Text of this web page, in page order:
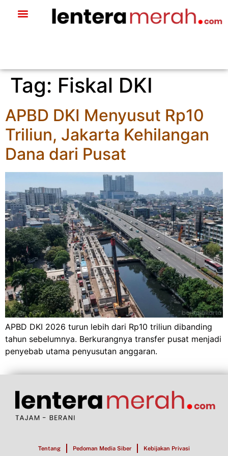
Tag: Fiskal DKI
APBD DKI Menyusut Rp10
Triliun, Jakarta Kehilangan
Dana dari Pusat
APBD DKI 2026 turun lebih dari Rp10 triliun dibanding
tahun sebelumnya. Berkurangnya transfer pusat menjadi
penyebab utama penyusutan anggaran.
Tentang Pedoman Media Siber Kebijakan Privasi